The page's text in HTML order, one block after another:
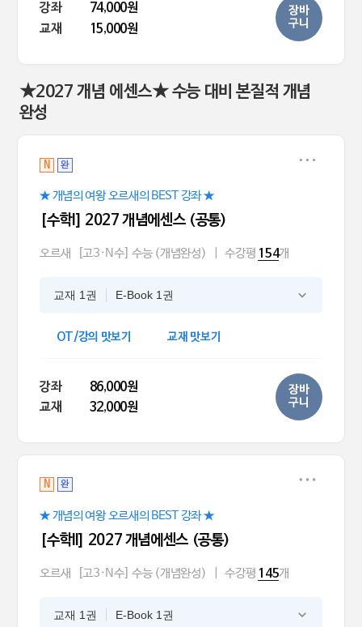
강좌
74,000원
교재
15,000원
장바
구니
★2027 개념 에센스★ 수능 대비 본질적 개념
완성
N 완
★ 개념의 여왕 오르새의 BEST 강좌 ★
[수학l] 2027 개념에센스 (공통)
오르새 [고3·N수] 수능 (개념완성) 수강평 154개
교재 1권 E-Book 1권
OT/강의 맛보기 교재 맛보기
강좌
86,000원
교재
32,000원
장바
구니
N 완
★ 개념의 여왕 오르새의 BEST 강좌 ★
[수학ll] 2027 개념에센스 (공통)
오르새 [고3·N수] 수능 (개념완성) 수강평 145개
교재 1권 E-Book 1권